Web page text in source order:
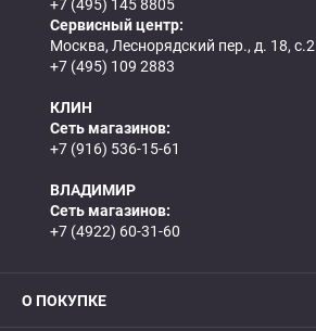
Сервисный центр:
Москва, Леснорядский пер., д. 18, с.2
+7 (495) 109 2883
КЛИН
Сеть магазинов:
+7 (916) 536-15-61
ВЛАДИМИР
Сеть магазинов:
+7 (4922) 60-31-60
О ПОКУПКЕ